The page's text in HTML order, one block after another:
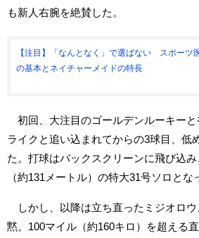
も新人右腕を絶賛した。
【注目】「なんとなく」で選ばない スポーツ
の基本とネイチャーメイドの特長
初回、大注目のゴールデンルーキーと
ライクと追い込まれてからの3球目、低
た。打球はバックスクリーンに飛び込
（約131メートル）の特大31号ソロとな
しかし、以降は立ち直ったミジオロ
黙。100マイル（約160キロ）を超える